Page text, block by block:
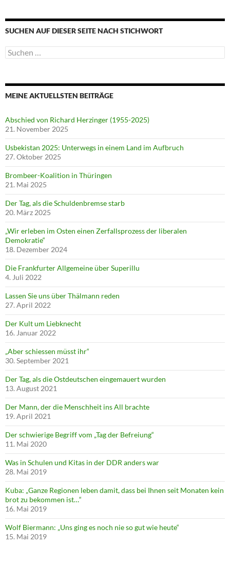
SUCHEN AUF DIESER SEITE NACH STICHWORT
Suche
nach:
MEINE AKTUELLSTEN BEITRÄGE
Abschied von Richard Herzinger (1955-2025)
21. November 2025
Usbekistan 2025: Unterwegs in einem Land im Aufbruch
27. Oktober 2025
Brombeer-Koalition in Thüringen
21. Mai 2025
Der Tag, als die Schuldenbremse starb
20. März 2025
„Wir erleben im Osten einen Zerfallsprozess der liberalen
Demokratie“
18. Dezember 2024
Die Frankfurter Allgemeine über Superillu
4. Juli 2022
Lassen Sie uns über Thälmann reden
27. April 2022
Der Kult um Liebknecht
16. Januar 2022
„Aber schiessen müsst ihr“
30. September 2021
Der Tag, als die Ostdeutschen eingemauert wurden
13. August 2021
Der Mann, der die Menschheit ins All brachte
19. April 2021
Der schwierige Begriff vom „Tag der Befreiung“
11. Mai 2020
Was in Schulen und Kitas in der DDR anders war
28. Mai 2019
Kuba: „Ganze Regionen leben damit, dass bei Ihnen seit Monaten kein
brot zu bekommen ist…“
16. Mai 2019
Wolf Biermann: „Uns ging es noch nie so gut wie heute“
15. Mai 2019